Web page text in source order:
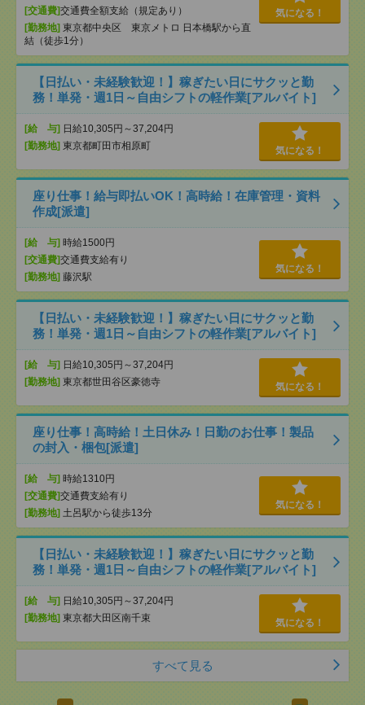
[交通費]交通費全額支給（規定あり）
[勤務地] 東京都中央区 東京メトロ 日本橋駅から直
結（徒歩1分）
気になる！
【日払い・未経験歓迎！】稼ぎたい日にサクッと勤
務！単発・週1日～自由シフトの軽作業[アルバイト]
[給 与] 日給10,305円～37,204円
[勤務地] 東京都町田市相原町 気になる！
座り仕事！給与即払いOK！高時給！在庫管理・資料
作成[派遣]
[給 与] 時給1500円
[交通費]交通費支給有り
[勤務地] 藤沢駅
気になる！
【日払い・未経験歓迎！】稼ぎたい日にサクッと勤
務！単発・週1日～自由シフトの軽作業[アルバイト]
[給 与] 日給10,305円～37,204円
[勤務地] 東京都世田谷区豪徳寺 気になる！
座り仕事！高時給！土日休み！日勤のお仕事！製品
の封入・梱包[派遣]
[給 与] 時給1310円
[交通費]交通費支給有り
[勤務地] 土呂駅から徒歩13分
気になる！
【日払い・未経験歓迎！】稼ぎたい日にサクッと勤
務！単発・週1日～自由シフトの軽作業[アルバイト]
[給 与] 日給10,305円～37,204円
[勤務地] 東京都大田区南千束 気になる！
すべて見る